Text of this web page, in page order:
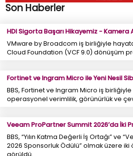
Son Haberler
HDI Sigorta Başarı Hikayemiz - Kamera
VMware by Broadcom iş birliğiyle
Cloud Foundation (VCF 9.0) dönüşüm
Fortinet ve Ingram Micro ile Yeni Nesil
BBS, Fortinet ve Ingram Micro iş
operasyonel verimlilik, görünürlük ve
Veeam ProPartner Summit 2026’da İki
BBS, “Yılın Katma Değerli İş Ortağı” ve
2026 Sponsorluk Ödülü” olmak üzere iki